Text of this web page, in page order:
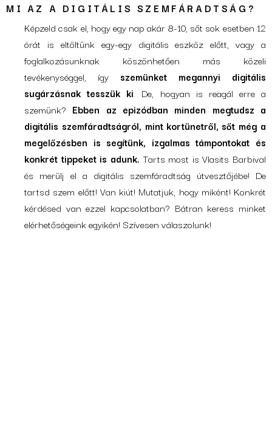
MI AZ A DIGITÁLIS SZEMFÁRADTSÁG?
Képzeld csak el, hogy egy nap akár 8-10, sőt sok esetben 12
órát is eltöltünk egy-egy digitális eszköz előtt, vagy a
foglalkozásunknak köszönhetően más közeli
tevékenységgel, így szemünket megannyi digitális
sugárzásnak tesszük ki. De, hogyan is reagál erre a
szemünk? Ebben az epizódban minden megtudsz a
digitális szemfáradtságról, mint kortünetről, sőt még a
megelőzésben is segítünk, izgalmas támpontokat és
konkrét tippeket is adunk.Tarts most is Vlasits Barbival
és merülj el a digitális szemfáradtság útvesztőjébe! De
tartsd szem előtt! Van kiút! Mutatjuk, hogy miként! Konkrét
kérdésed van ezzel kapcsolatban? Bátran keress minket
elérhetőségeink egyikén! Szívesen válaszolunk!